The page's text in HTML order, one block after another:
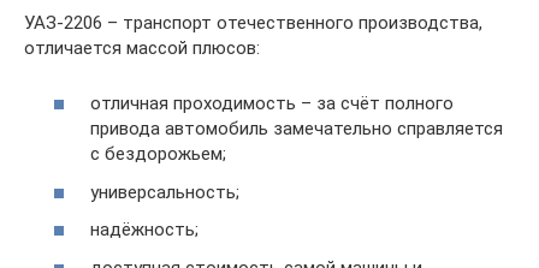
УАЗ-2206 – транспорт отечественного производства,
отличается массой плюсов:
отличная проходимость – за счёт полного
привода автомобиль замечательно справляется
с бездорожьем;
универсальность;
надёжность;